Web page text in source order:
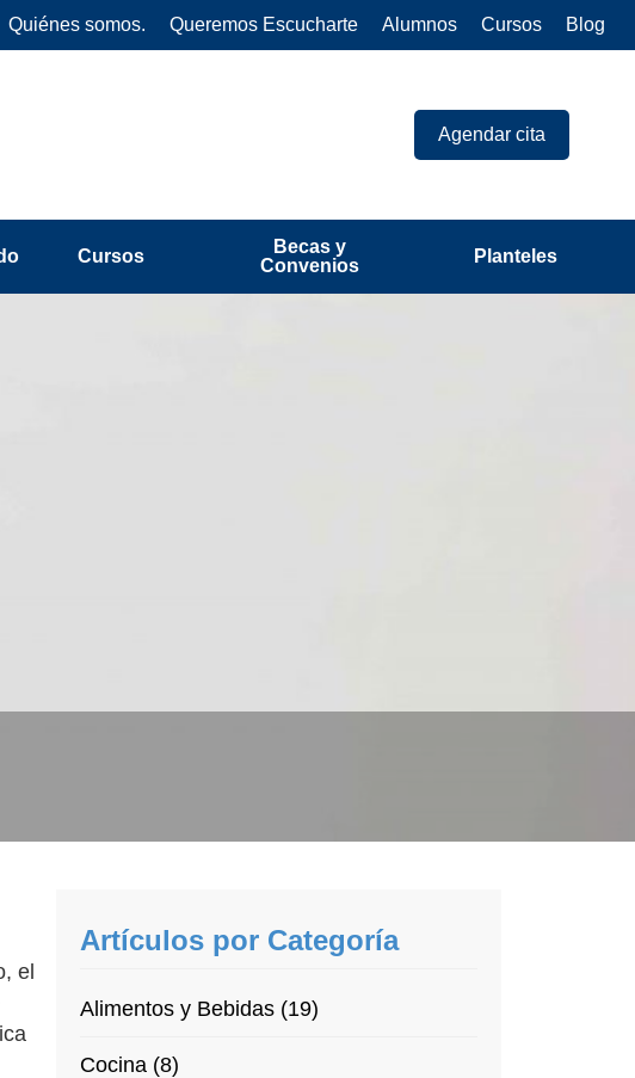
Quiénes somos. Queremos Escucharte Alumnos Cursos Blog
Agendar cita
Cursos
Becas y
Convenios
Planteles
el
Artículos por Categoría
Alimentos y Bebidas (19)
Cocina (8)